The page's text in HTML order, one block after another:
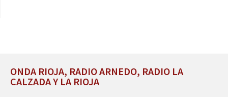
ONDA RIOJA, RADIO ARNEDO, RADIO LA
CALZADA Y LA RIOJA